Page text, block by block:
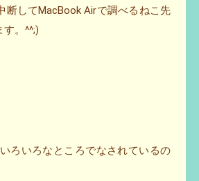
してMacBook Airで調べるねこ先
。^^;)
ろいろなところでなされているの